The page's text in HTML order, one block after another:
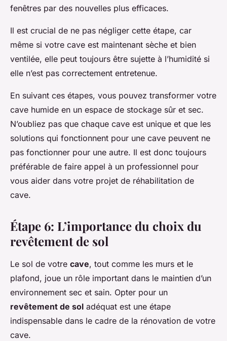
fenêtres par des nouvelles plus efficaces.
Il est crucial de ne pas négliger cette étape, car
même si votre cave est maintenant sèche et bien
ventilée, elle peut toujours être sujette à l’humidité si
elle n’est pas correctement entretenue.
En suivant ces étapes, vous pouvez transformer votre
cave humide en un espace de stockage sûr et sec.
N’oubliez pas que chaque cave est unique et que les
solutions qui fonctionnent pour une cave peuvent ne
pas fonctionner pour une autre. Il est donc toujours
préférable de faire appel à un professionnel pour
vous aider dans votre projet de réhabilitation de
cave.
Étape 6: L’importance du choix du
revêtement de sol
Le sol de votre cave, tout comme les murs et le
plafond, joue un rôle important dans le maintien d’un
environnement sec et sain. Opter pour un
revêtement de sol adéquat est une étape
indispensable dans le cadre de la rénovation de votre
cave.